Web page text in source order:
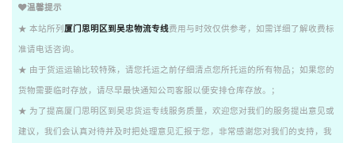
温馨提示
★ 本站所列 厦门思明区到吴忠物流专线费用与时效仅供参考，如需详细了解收费标
准请电话咨询。
★ 由于货运运输比较特殊，请您托运之前仔细清点您所托运的所有物品；如果您的
货物需要临时存放，请尽早最快通知公司客服以便安排仓库存放。；
★ 为了提高厦门思明区到吴忠货运专线服务质量，欢迎您对我们的服务提出意见或
建议，我们会认真对待并及时把处理意见汇报于您，非常感谢您对我们的支持，我